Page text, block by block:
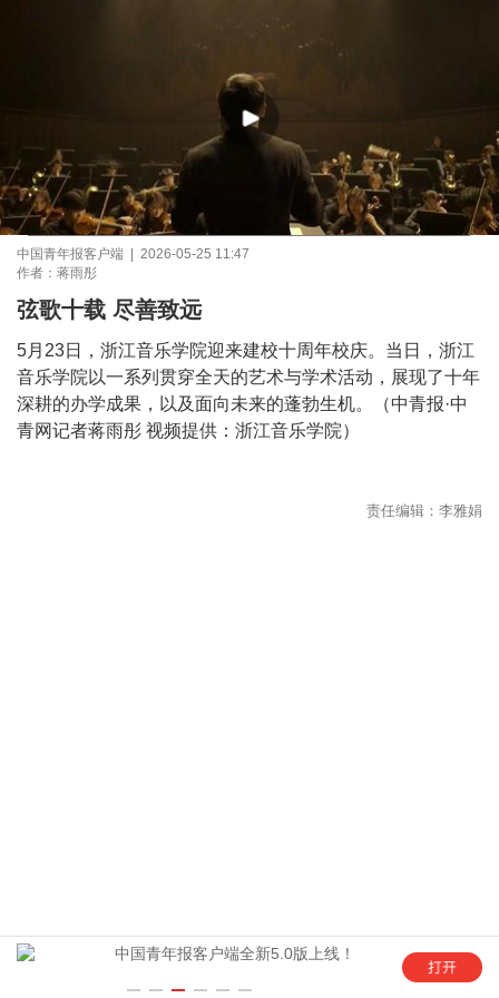
中国青年报客户端 | 2026-05-25 11:47
作者：蒋雨彤
弦歌十载 尽善致远
5月23日，浙江音乐学院迎来建校十周年校庆。当日，浙江
音乐学院以一系列贯穿全天的艺术与学术活动，展现了十年
深耕的办学成果，以及面向未来的蓬勃生机。（中青报·中
青网记者蒋雨彤 视频提供：浙江音乐学院）
中国青年报客户端全新5.0版上线！ “这是六